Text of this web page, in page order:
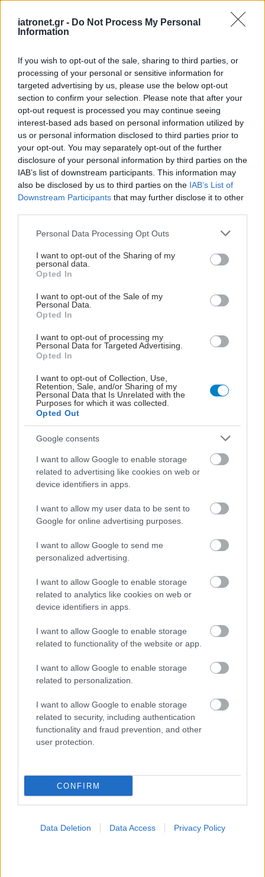
iatronet.gr - Do Not Process My Personal
Information
If you wish to opt-out of the sale, sharing to third parties, or
processing of your personal or sensitive information for
targeted advertising by us, please use the below opt-out
section to confirm your selection. Please note that after your
opt-out request is processed you may continue seeing
interest-based ads based on personal information utilized by
us or personal information disclosed to third parties prior to
your opt-out. You may separately opt-out of the further
disclosure of your personal information by third parties on the
IAB’s list of downstream participants. This information may
also be disclosed by us to third parties on the IAB’s List of
Downstream Participants that may further disclose it to other
Please note that this website/app uses one or more Google
not limited to your visit or usage behaviour. You may click to
grant or deny consent to Google and its third-party tags to
use your data for below specified purposes in below Google
consent section.
Personal Data Processing Opt Outs
I want to opt-out of the Sharing of my
personal data.
Opted In
I want to opt-out of the Sale of my
Personal Data.
Opted In
I want to opt-out of processing my
Personal Data for Targeted Advertising.
Opted In
I want to opt-out of Collection, Use,
Retention, Sale, and/or Sharing of my
Personal Data that Is Unrelated with the
Purposes for which it was collected.
Opted Out
Google consents
I want to allow Google to enable storage
related to advertising like cookies on web or
device identifiers in apps.
I want to allow my user data to be sent to
Google for online advertising purposes.
I want to allow Google to send me
personalized advertising.
I want to allow Google to enable storage
related to analytics like cookies on web or
device identifiers in apps.
I want to allow Google to enable storage
related to functionality of the website or app.
I want to allow Google to enable storage
related to personalization.
I want to allow Google to enable storage
related to security, including authentication
functionality and fraud prevention, and other
user protection.
CONFIRM
Data Deletion Data Access Privacy Policy
Στρατιωτικών Ιατρών μετά από αίτημα του ΙΣΑ
Διαταραχή μετατραυματικού στρες: Ουσία της
ιατρικής κάνναβης μειώνει τους εφιάλτες
Δήμος Κασσάνδρας: Αίρεται η απαγόρευση για τη
χρήση του νερού στη Σίβηρη
#TAGS
Προσθέστε το iatronet.gr στο Discover
shares
ΔΙΑΒΑΣΤΕ ΑΚΟΜΑ
παχυσαρκίας και
ανεπάρκειας βιταμίνης D
ανθρώπους άνω των 50
αντιδιαβητική αγωγή
για την παχυσαρκία
Ελληνική μελέτη: Η
παχυσαρκία των γονέων
αρκεί για να
"προβλέψει" την
παχυσαρκία των
Αγωνιστές υποδοχέα
GLP-1: Πιθανή